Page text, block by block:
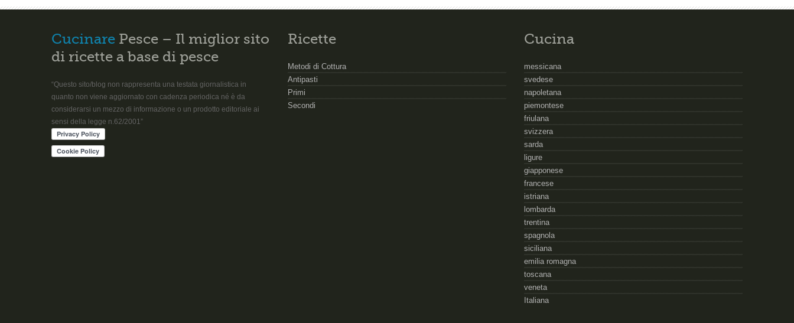
Cucinare Pesce – Il miglior sito
di ricette a base di pesce
“Questo sito/blog non rappresenta una testata giornalistica in
quanto non viene aggiornato con cadenza periodica né è da
considerarsi un mezzo di informazione o un prodotto editoriale ai
sensi della legge n.62/2001”
Ricette
Metodi di Cottura
Antipasti
Primi
Secondi
Cucina
messicana
svedese
napoletana
piemontese
friulana
svizzera
sarda
ligure
giapponese
francese
istriana
lombarda
trentina
spagnola
siciliana
emilia romagna
toscana
veneta
Italiana